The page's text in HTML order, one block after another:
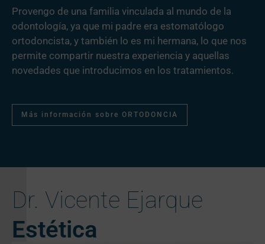
Provengo de una familia vinculada al mundo de la
odontología, ya que mi padre era estomatólogo
ortodoncista, y también lo es mi hermana, lo que nos
permite compartir nuestra experiencia y aquellas
novedades que introducimos en los tratamientos.
Más información sobre ORTODONCIA
Dr. Vicente Ejarque
Estética